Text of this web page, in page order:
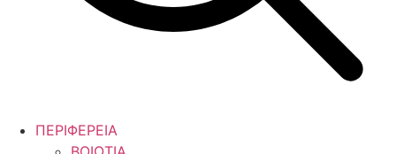
ΠΕΡΙΦΕΡΕΙΑ